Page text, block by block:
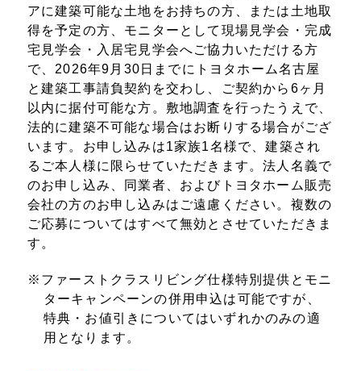
アに建築可能な土地をお持ちの方、または土地取
得を予定の方、モニターとして現場見学会・完成
宅見学会・入居宅見学会へご協力いただける方
で、2026年9月30日までにトヨタホーム名古屋
と建築工事請負契約を交わし、ご契約から6ヶ月
以内に据付可能な方。敷地調査を行ったうえで、
法的に建築不可能な場合はお断りする場合がござ
います。お申し込みは1家族1名様で、建築され
るご本人様に限らせていただきます。法人名義で
のお申し込み、同業者、およびトヨタホーム販売
会社の方のお申し込みはご遠慮ください。複数の
ご応募についてはすべて無効とさせていただきま
す。
※ ファーストクラスリビング仕様特別提供とモニ
ターキャンペーンの併用申込は可能ですが、
特典・お値引きについてはいずれかのみの適
用となります。